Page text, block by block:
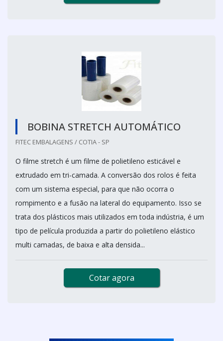
BOBINA STRETCH AUTOMÁTICO
FITEC EMBALAGENS / COTIA - SP
O filme stretch é um filme de polietileno esticável e
extrudado em tri-camada. A conversão dos rolos é feita
com um sistema especial, para que não ocorra o
rompimento e a fusão na lateral do equipamento. Isso se
trata dos plásticos mais utilizados em toda indústria, é um
tipo de película produzida a partir do polietileno elástico
multi camadas, de baixa e alta densida...
Cotar agora